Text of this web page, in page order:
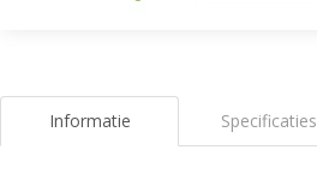
Informatie Specificaties